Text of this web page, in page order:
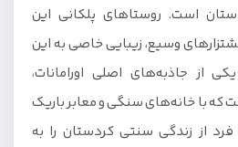
است. روستاهای پلکانی این
وسیع، زیبایی خاصی به این
از جاذبه‌های اصلی اورامانات،
که با خانه‌های سنگی و معابر باریک
از زندگی سنتی کردستان را به